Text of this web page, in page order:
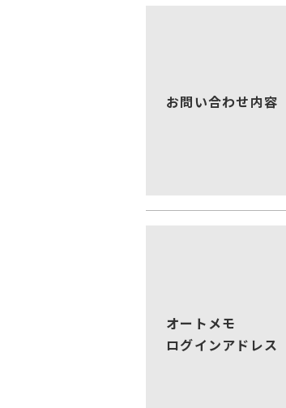
お問い合わせ内容
オートメモ
ログインアドレス